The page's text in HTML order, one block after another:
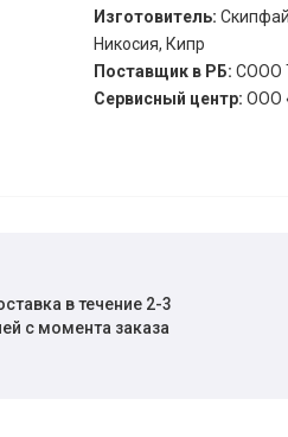
Изготовитель:
Никосия, Кипр
Поставщик в РБ: СООО
Сервисный центр: ООО
в течение 2-3
с момента заказа